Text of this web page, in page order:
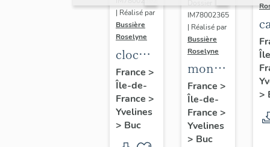
| Réalisé par
Bussière
Roselyne
cloche
dite
Louise
Auguste
Adélaïde
France >
Île-de-
France >
Yvelines
> Buc
IM78002365
| Réalisé par
Bussière
Roselyne
monument
funéraire
de
Jean
Casale
France >
Île-de-
France >
Yvelines
> Buc
>